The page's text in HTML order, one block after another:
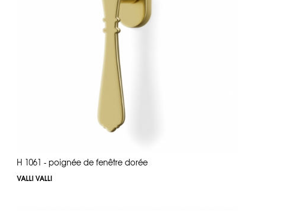
cabinets libéraux
noires ou blanches, mais aussi bronze ou laiton naturel de
Devis et échantillons pour vos projets d'aménagement au 01 53 30
H 1061 - poignée de fenêtre dorée
VALLI VALLI